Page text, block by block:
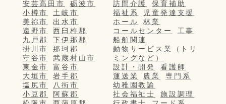
安芸高田市
砺波市
小樽市
土岐市
美祢市
出水市
遠野市
西臼杵郡
九戸郡
下伊那郡
掛川市
那珂郡
守谷市
武蔵村山市
東金市
富谷市
大垣市
岩手郡
塩尻市
八街市
小豆郡
阿蘇郡
訪問介護
保育補助
福祉系
児童発達支援
ホール
林業
コールセンター
工事
船舶関連
動物サービス業（トリ
ミングなど）
設計・開発
看護師
運送業
農業
専門系
幼稚園教諭
社会福祉士
施設調理